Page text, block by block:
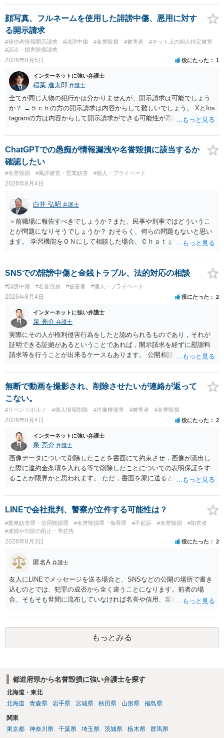
顔写真、フルネームを使用した誹謗中傷、悪用に対す
る開示請求
#発信者情報開示請求 #誹謗中傷 #名誉毀損 #被害者
#ネット上の個人特定被害
#訴訟・損害賠償請求
2026年8月5日 役にたった 1
インターネットに強い弁護士
稲葉 進太郎 弁護士
全てが同じ人物の犯行かは分かりませんが、開示請求は可能でしょう
か？ →５ｃｈの方の開示請求は内容からして難しいでしょう。 XとIns
tagramの方は内容からして開示請求ができる可能性が高いでしょう。
いでしょう。７月中にアカウントが削除されている場合、今から進め
ても失敗する可能性が高いように思われます。 相手を特定できた場
合、相手に全ての弁護士費用を負担させることは可能でしょうか？ →
訴訟外の交渉で相手方が認めれば負担させることができるでしょう。
訴訟で判決となった場合は、実際の弁護士費用が認められる場合と認
められない場合があり何ともいえないところでしょう。
ChatGPTでの愚痴が情報漏洩や名誉毀損に該当するか
確認したい
#名誉毀損 #風評被害・営業妨害 #個人・プライベート
2026年8月4日
白井 弘昭 弁護士
＞前職場に報告すべきでしょうか？また、民事や刑事ではどういうこ
とが問題になりそうでしょうか？ おそらく、何らの問題もないと思い
ます。 学習機能をＯＮにして相談した場合、Ｃｈａｔｇｐｔがｏｐｅ
する可能性がありますが、個人名や会社名を特定していない限り、一
般論として抽象化されて回答に織り込まれる可能性が生じるにすぎま
せんので、その情報自体が、秘密情報に当たるとは思えませんし、名
誉棄損として、個人や会社に対する誹謗中傷の不特定多数への公開に
当たるとも思われません。 もちろん、誰がその内容をｃｈａｔｇｐｔ
に入力したかも第三者にしられることはないので、個人や会社の特定
をせずに書き込んだことで（おそらく特定して書き込んだとして
も）、相談者さんが刑事民事の責任に問われることはないでしょう。
私見ながらご参考まで。
SNSでの誹謗中傷と金銭トラブル、法的対応の相談
#誹謗中傷 #名誉毀損 #被害者 #個人・プライベート
2026年8月4日 役にたった 2
インターネットに強い弁護士
泉 亮介 弁護士
実際にその人が権利侵害行為をしたと認められるものであり，それが
証明できる証拠があるということであれば，開示請求を経ずに慰謝料
請求等を行うことが出来るケースもあります。 公開相談の場では回答
に個別に相談されると良いでしょう。
無断で動画を撮影され、削除させたいが連絡が返って
こない。
#リベンジポルノ #個人情報削除 #肖像権侵害 #被害者 #名誉毀損
2026年8月4日 役にたった 2
インターネットに強い弁護士
泉 亮介 弁護士
画像データについて削除したことを書面にて約束させ，画像が流出し
た際に違約金条項を入れる等で削除したことについての表明保証をす
ることが限界かと思われます。 ただ，書面を家に送ると家族に不貞行
除等を求めることは避けたほうが良いかと思われます。
LINEで会社批判、警察が立件する可能性は？
#業務妨害罪・信用毀損罪 #名誉毀損罪・侮辱罪 #不起訴 #名誉毀損
#加害者
#逮捕や勾留の阻止・準抗告
2026年8月3日 役にたった 2
匿名A 弁護士
友人にLINEでメッセージを送る場合と、SNSなどの公開の場所で書き
込むのとでは、犯罪の成否から全く違うことになります。前者の場
合、そもそも世間に流布していなければ名誉や信用、業務にかかる犯
もっとみる
都道府県から名誉毀損に強い弁護士を探す
北海道・東北
北海道
青森県 岩手県 宮城県 秋田県 山形県 福島県
関東
東京都
神奈川県 千葉県 埼玉県 茨城県 栃木県 群馬県